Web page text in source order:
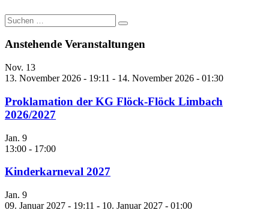
Suche
nach:
Anstehende Veranstaltungen
Nov. 13
13. November 2026 - 19:11 - 14. November 2026 - 01:30
Proklamation der KG Flöck-Flöck Limbach
2026/2027
Jan. 9
13:00 - 17:00
Kinderkarneval 2027
Jan. 9
09. Januar 2027 - 19:11 - 10. Januar 2027 - 01:00